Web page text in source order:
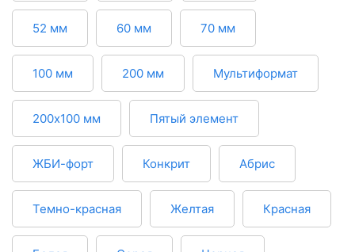
52 мм 60 мм 70 мм
100 мм 200 мм Мультиформат
200х100 мм Пятый элемент
ЖБИ-форт Конкрит Абрис
Темно-красная Желтая Красная